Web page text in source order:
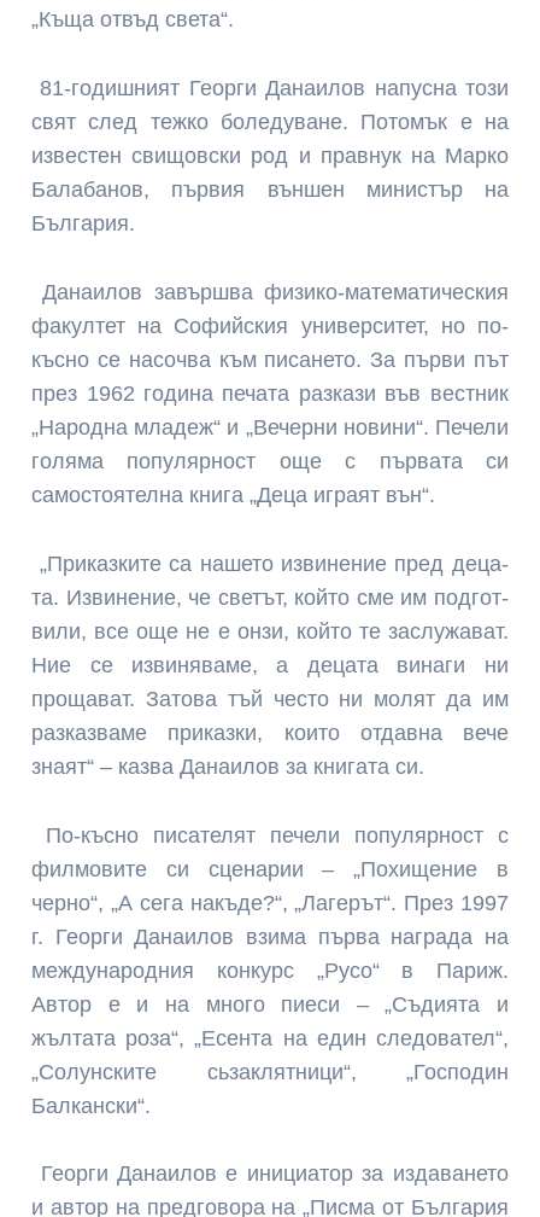
„Къща отвъд света“.
81-годишният Георги Дана­илов напусна този
свят след тежко боледуване. Потомък е на
известен свищовски род и правнук на Марко
Ба­лабанов, първия външен ми­нистър на
България.
Данаилов завършва фи­зико-математическия
фа­култет на Софийския уни­верситет, но по-
късно се насочва към писането. За първи път
през 1962 година печата разкази във вестник
„На­родна младеж“ и „Вечерни нови­ни“. Печели
голя­ма популярност още с първата си
самостоятелна книга „Деца игра­ят вън“.
„Приказките са нашето извине­ние пред деца­
та. Извинение, че светът, който сме им подгот­
вили, все още не е онзи, който те заслужават.
Ние се извиняваме, а децата ви­наги ни
прощават. Затова тъй често ни молят да им
разказваме приказки, които отдавна вече
знаят“ – казва Данаилов за книгата си.
По-късно писателят пече­ли популярност с
филмови­те си сценарии – „Похищение в
черно“, „А сега накъде?“, „Лагерът“. През 1997
г. Ге­орги Данаилов взима първа награда на
международния конкурс „Русо“ в Париж.
Автор е и на много пиеси – „Съдията и
жълтата роза“, „Есента на един следовател“,
„Солунските сьзаклятници“, „Господин
Балкански“.
Георги Данаилов е иници­атор за издаването
и автор на предговора на „Писма от България